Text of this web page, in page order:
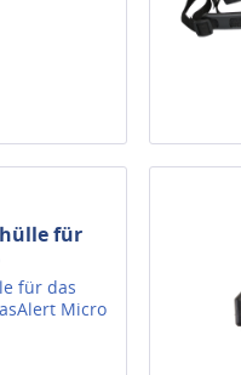
für
für das
Micro